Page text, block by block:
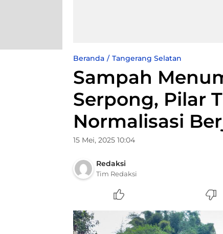
Beranda Tangerang Selatan
Sampah
Serpong, Pilar
Normalisasi
15 Mei, 2025 10:04
Redaksi
Tim Redaksi